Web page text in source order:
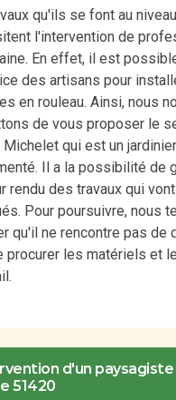
qu'ils se font au
l'intervention de
En effet, il est
des artisans pour
en rouleau. Ainsi, nous
de vous proposer le
Michelet qui est un jardinier
Il a la possibilité de
rendu des travaux qui
Pour poursuivre, nous
qu'il ne rencontre pas de
procurer les matériels et
d'un paysagiste
51420